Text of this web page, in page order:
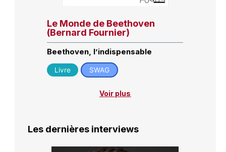
Le Monde de Beethoven
(Bernard Fournier)
Beethoven, l’indispensable
Livre SWAG
Voir plus
Les dernières interviews